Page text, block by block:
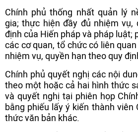
Chính phủ thống nhất quản lý
gia; thực hiện đầy đủ nhiệm vụ,
định của Hiến pháp và pháp luật;
các cơ quan, tổ chức có liên
nhiệm vụ, quyền hạn theo quy
Chính phủ quyết nghị các nội
theo một hoặc cả hai hình thức
và quyết nghị tại phiên họp
bằng phiếu lấy ý kiến thành viên
thức văn bản khác.